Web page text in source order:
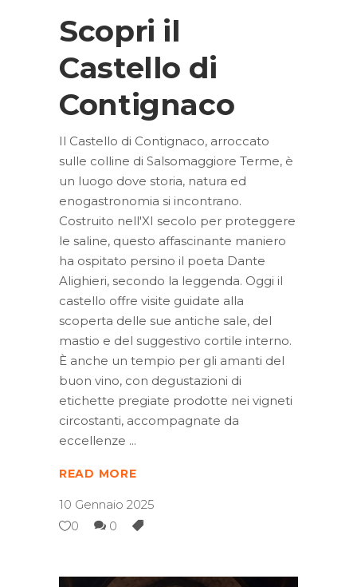
Scopri il
Castello di
Contignaco
Il Castello di Contignaco, arroccato
sulle colline di Salsomaggiore Terme, è
un luogo dove storia, natura ed
enogastronomia si incontrano.
Costruito nell'XI secolo per proteggere
le saline, questo affascinante maniero
ha ospitato persino il poeta Dante
Alighieri, secondo la leggenda. Oggi il
castello offre visite guidate alla
scoperta delle sue antiche sale, del
mastio e del suggestivo cortile interno.
È anche un tempio per gli amanti del
buon vino, con degustazioni di
etichette pregiate prodotte nei vigneti
circostanti, accompagnate da
eccellenze
READ MORE
10 Gennaio 2025
0
0